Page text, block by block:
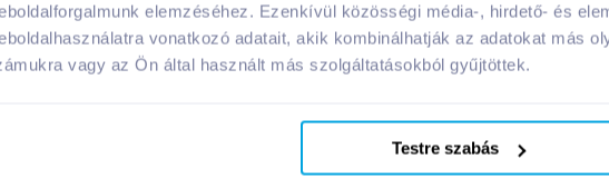
elemzéséhez. Ezenkívül közösségi média-, hirdető- és
vonatkozó adatait, akik kombinálhatják az adatokat más
vagy az Ön által használt más szolgáltatásokból gyűjtöttek.
Testre szabás